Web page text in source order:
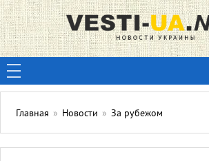
Главная » Новости » За рубежом